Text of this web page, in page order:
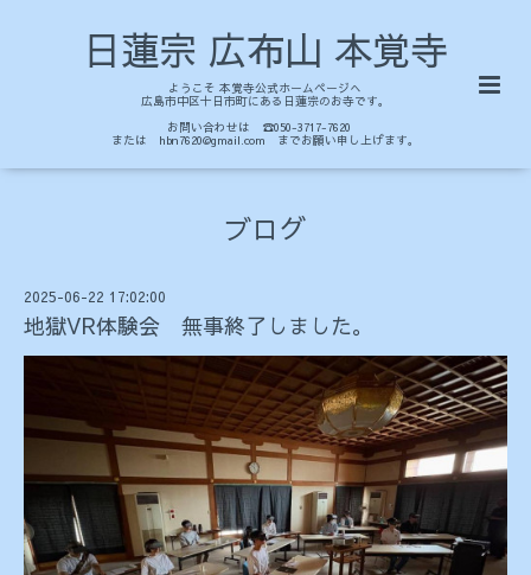
日蓮宗 広布山 本覚寺
ようこそ 本覚寺公式ホームページへ
広島市中区十日市町にある日蓮宗のお寺です。
お問い合わせは ☎050-3717-7620
または hbn7620@gmail.com までお願い申し上げます。
ブログ
2025-06-22 17:02:00
地獄VR体験会 無事終了しました。